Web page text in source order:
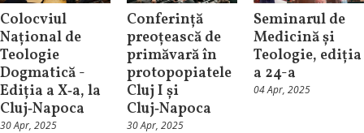
Colocviul
Național de
Teologie
Dogmatică -
Ediția a X‑a, la
Cluj‑Napoca
30 Apr, 2025
Conferință
preoțească de
primăvară în
protopopiatele
Cluj I și
Cluj‑Napoca
30 Apr, 2025
Seminarul de
Medicină și
Teologie, ediția
a 24-a
04 Apr, 2025